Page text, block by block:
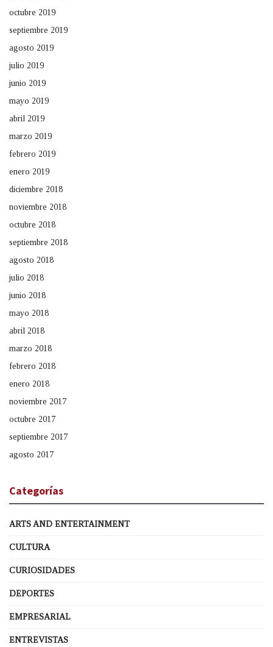
octubre 2019
septiembre 2019
agosto 2019
julio 2019
junio 2019
mayo 2019
abril 2019
marzo 2019
febrero 2019
enero 2019
diciembre 2018
noviembre 2018
octubre 2018
septiembre 2018
agosto 2018
julio 2018
junio 2018
mayo 2018
abril 2018
marzo 2018
febrero 2018
enero 2018
noviembre 2017
octubre 2017
septiembre 2017
agosto 2017
Categorías
ARTS AND ENTERTAINMENT
CULTURA
CURIOSIDADES
DEPORTES
EMPRESARIAL
ENTREVISTAS